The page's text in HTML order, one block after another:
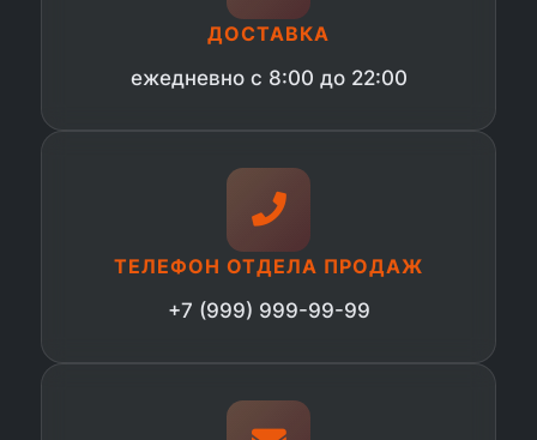
ДОСТАВКА
ежедневно с 8:00 до 22:00
ТЕЛЕФОН ОТДЕЛА ПРОДАЖ
+7 (999) 999-99-99